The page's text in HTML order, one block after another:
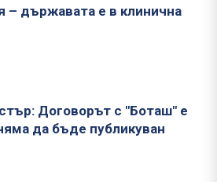
– държавата е в клинична
Договорът с "Боташ" е
да бъде публикуван